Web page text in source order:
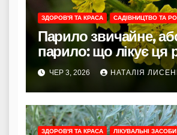
ЗДОРОВ'Я ТА КРАСА САДІВНИЦТВО ТА
Парило звичайне,
парило: що лікує ця
та як її правильно
використовувати
ЧЕР 3, 2026 НАТАЛІЯ
ЗДОРОВ'Я ТА КРАСА ЛІКУВАЛЬНІ ЗАСОБИ